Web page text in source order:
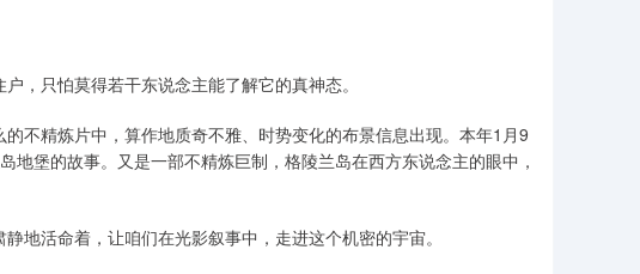
只怕莫得若干东说念主能了解它的真神态。
精炼片中，算作地质奇不雅、时势变化的布景信息出现。本年1月9
堡的故事。又是一部不精炼巨制，格陵兰岛在西方东说念主的眼中，
活命着，让咱们在光影叙事中，走进这个机密的宇宙。